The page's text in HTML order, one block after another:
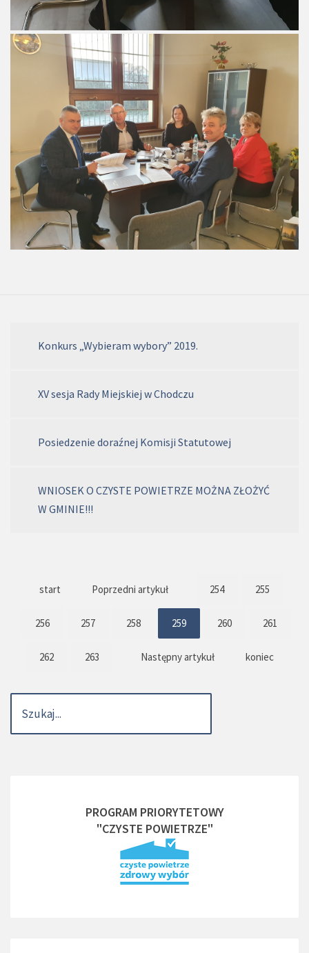
Konkurs „Wybieram wybory” 2019.
XV sesja Rady Miejskiej w Chodczu
Posiedzenie doraźnej Komisji Statutowej
WNIOSEK O CZYSTE POWIETRZE MOŻNA ZŁOŻYĆ
W GMINIE!!!
start Poprzedni artykuł 254 255
256 257 258 259 260 261
262 263 Następny artykuł koniec
PROGRAM PRIORYTETOWY
"CZYSTE POWIETRZE"